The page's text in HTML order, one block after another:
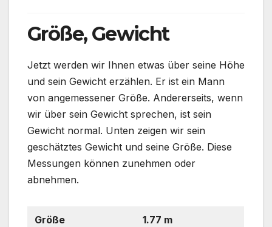
Größe, Gewicht
Jetzt werden wir Ihnen etwas über seine Höhe
und sein Gewicht erzählen. Er ist ein Mann
von angemessener Größe. Andererseits, wenn
wir über sein Gewicht sprechen, ist sein
Gewicht normal. Unten zeigen wir sein
geschätztes Gewicht und seine Größe. Diese
Messungen können zunehmen oder
abnehmen.
Größe 1.77 m